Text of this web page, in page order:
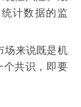
计数据的监
来说既是机
个共识，即要